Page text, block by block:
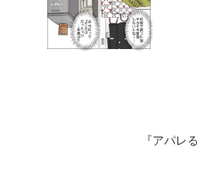
『アパレ